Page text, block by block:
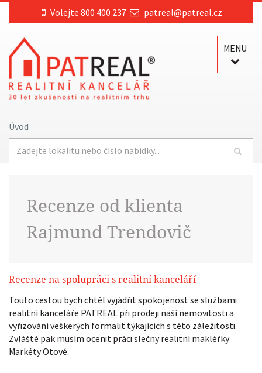
Volejte 800 400 237 patreal@patreal.cz
MENU
Úvod
Recenze od klienta
Rajmund Trendovič
Recenze na spolupráci s realitní kanceláří
Touto cestou bych chtěl vyjádřit spokojenost se službami
realitní kanceláře PATREAL při prodeji naší nemovitosti a
vyřizování veškerých formalit týkajících s této záležitosti.
Zvláště pak musím ocenit práci slečny realitní makléřky
Markéty Otové.